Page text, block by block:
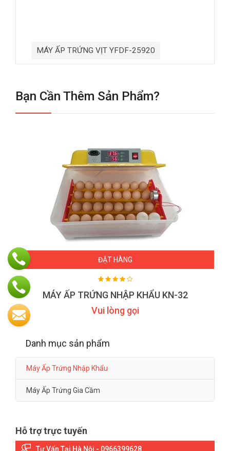
MÁY ẤP TRỨNG VỊT YFDF-25920
Bạn Cần Thêm Sản Phẩm?
ĐẶT HÀNG
MÁY ẤP TRỨNG NHẬP KHẨU KN-32
Vui lòng gọi
Danh mục sản phẩm
Máy Ấp Trứng Nhập Khẩu
Máy Ấp Trứng Gia Cầm
Hỗ trợ trực tuyến
Tư Vấn Tại Hà Nội - 0966399628